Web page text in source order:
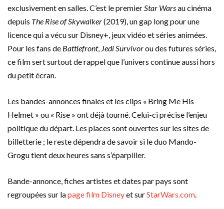
exclusivement en salles. C’est le premierStar Warsau cinéma
depuis The Rise of Skywalker(2019), un gap long pour une
licence qui a vécu sur Disney+, jeux vidéo et séries animées.
Pour les fans de Battlefront, Jedi Survivorou des futures séries,
ce film sert surtout de rappel que l’univers continue aussi hors
du petit écran.
Les bandes-annonces finales et les clips « Bring Me His
Helmet » ou « Rise » ont déjà tourné. Celui-ci précise l’enjeu
politique du départ. Les places sont ouvertes sur les sites de
billetterie ; le reste dépendra de savoir si le duo Mando-
Grogu tient deux heures sans s’éparpiller.
Bande-annonce, fiches artistes et dates par pays sont
regroupées sur lapage film Disneyet surStarWars.com.